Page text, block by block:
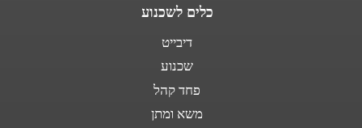
כלים לשכנוע
דיבייט
שכנוע
פחד קהל
משא ומתן